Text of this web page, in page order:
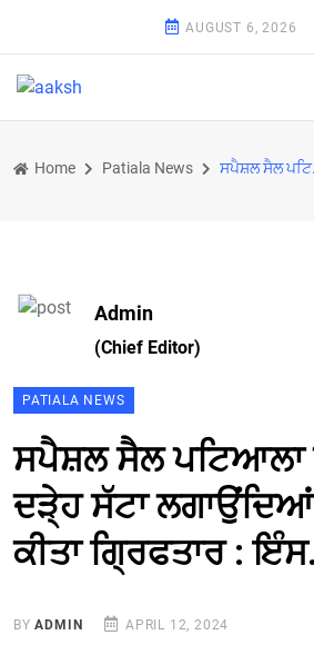
AUGUST 6, 2026
Home Patiala News ਸਪੈਸ਼ਲ ਸੈਲ
Admin
(Chief Editor)
PATIALA NEWS
ਸਪੈਸ਼ਲ ਸੈਲ ਪਟਿਆਲਾ
ਦੜੇ੍ਹ ਸੱਟਾ
ਕੀਤਾ ਗਿ੍ਰਫਤਾਰ :
BYADMIN APRIL 12, 2024